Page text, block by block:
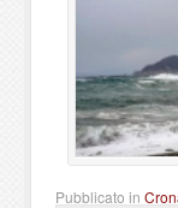
Pubblicato in